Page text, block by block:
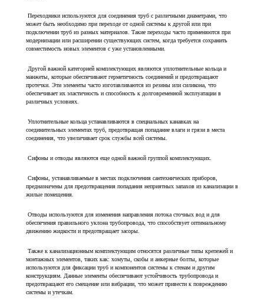
Переходники используются для соединения труб с различными диаметрами, что
может быть необходимо при переходе от одной системы к другой или при
подключении труб из разных материалов. Такие переходы часто применяются при
модернизации или расширении существующих систем, когда требуется сохранить
совместимость новых элементов с уже установленными.
Другой важной категорией комплектующих являются уплотнительные кольца и
манжеты, которые обеспечивают герметичность соединений и предотвращают
протечки. Эти элементы часто изготавливаются из резины или силикона, что
обеспечивает их эластичность и способность к долговременной эксплуатации в
различных условиях.
Уплотнительные кольца устанавливаются в специальных канавках на
соединительных элементах труб, предотвращая попадание влаги и грязи в места
соединения, что увеличивает срок службы всей системы.
Сифоны и отводы являются еще одной важной группой комплектующих.
Сифоны, устанавливаемые в местах подключения сантехнических приборов,
предназначены для предотвращения попадания неприятных запахов из канализации в
жилые помещения.
Отводы используются для изменения направления потока сточных вод и для
обеспечения правильного уклона трубопровода, что способствует оптимальному
движению жидкости и предотвращает засоры.
Также к канализационным комплектующим относятся различные типы крепежей и
монтажных элементов, таких как: хомуты, скобы и анкерные болты, которые
используются для фиксации труб и компонентов системы к стенам и другим
конструкциям. Данные элементы обеспечивают устойчивость трубопровода и
предотвращают его смещение или вибрации, что может привести к повреждению
системы и утечкам.